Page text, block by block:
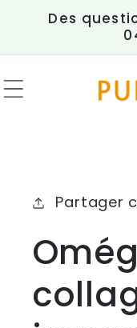
passer
contenu
Des
Partager